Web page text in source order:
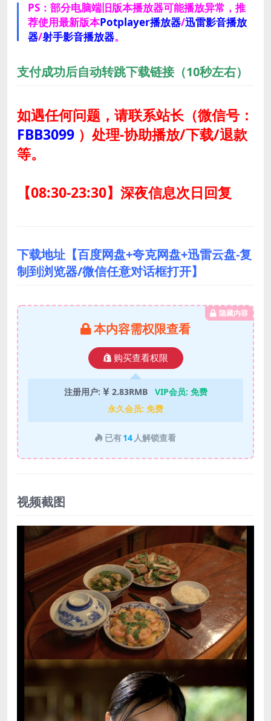
PS：部分电脑端旧版本播放器可能播放异常，推
荐使用最新版本Potplayer播放器/迅雷影音播放
器/射手影音播放器。
支付成功后自动转跳下载链接（10秒左右）
如遇任何问题，请联系站长（微信号：
FBB3099 ） 处理-协助播放/下载/退款
等。
【08:30-23:30】深夜信息次日回复
下载地址【百度网盘+夸克网盘+迅雷云盘-复
制到浏览器/微信任意对话框打开】
隐藏内容
本内容需权限查看
购买查看权限
注册用户: 2.83RMB VIP会员: 免费
永久会员: 免费
已有14 人解锁查看
视频截图